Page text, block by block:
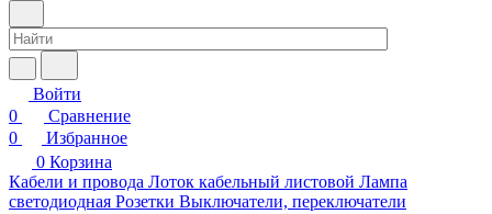
Войти
0
Сравнение
0
Избранное
0 Корзина
Кабели и провода Лоток кабельный листовой Лампа
светодиодная Розетки Выключатели, переключатели